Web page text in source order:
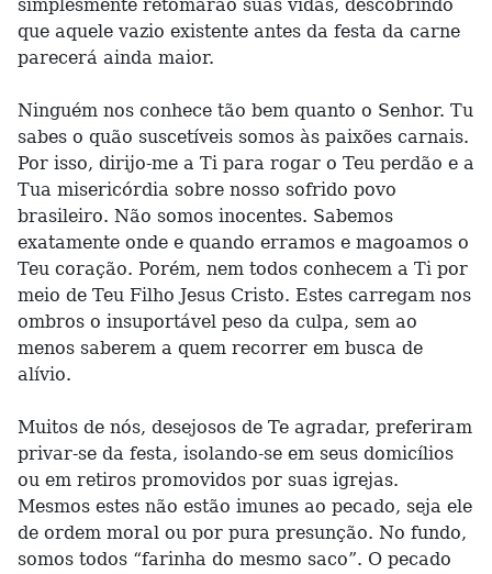
simplesmente retomarão suas vidas, descobrindo
que aquele vazio existente antes da festa da carne
parecerá ainda maior.
Ninguém nos conhece tão bem quanto o Senhor. Tu
sabes o quão suscetíveis somos às paixões carnais.
Por isso, dirijo-me a Ti para rogar o Teu perdão e a
Tua misericórdia sobre nosso sofrido povo
brasileiro. Não somos inocentes. Sabemos
exatamente onde e quando erramos e magoamos o
Teu coração. Porém, nem todos conhecem a Ti por
meio de Teu Filho Jesus Cristo. Estes carregam nos
ombros o insuportável peso da culpa, sem ao
menos saberem a quem recorrer em busca de
alívio.
Muitos de nós, desejosos de Te agradar, preferiram
privar-se da festa, isolando-se em seus domicílios
ou em retiros promovidos por suas igrejas.
Mesmos estes não estão imunes ao pecado, seja ele
de ordem moral ou por pura presunção. No fundo,
somos todos “farinha do mesmo saco”. O pecado